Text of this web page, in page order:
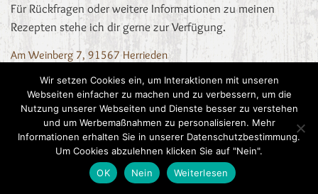
Für Rückfragen oder weitere Informationen zu meinen
Rezepten stehe ich dir gerne zur Verfügung.
Am Weinberg 7, 91567 Herrieden
09825 4763
info@rezepte-glutenfrei.de
Neueste Beiträge
Wir setzen Cookies ein, um Interaktionen mit unseren
Webseiten einfacher zu machen und zu verbessern, um die
Nutzung unserer Webseiten und Dienste besser zu verstehen
und um Werbemaßnahmen zu personalisieren. Mehr
Informationen erhalten Sie in unserer Datenschutzbestimmung.
Um Cookies abzulehnen klicken Sie auf "Nein".
OK
Nein Weiterlesen